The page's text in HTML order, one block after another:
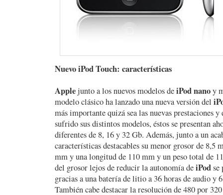
Nuevo iPod Touch: características
Applejunto a los nuevos modelos deiPod nanoy
modelo clásico ha lanzado una nueva versión del
más importante quizá sea las nuevas prestaciones
sufrido sus distintos modelos, éstos se presentan
diferentes de 8, 16 y 32 Gb. Además, junto a un
características destacables su menor grosor de 8,5
mm y una longitud de 110 mm y un peso total de
del grosor lejos de reducir la autonomía deiPodse
gracias a una batería de litio a 36 horas de audio y
También cabe destacar la resolución de 480 por